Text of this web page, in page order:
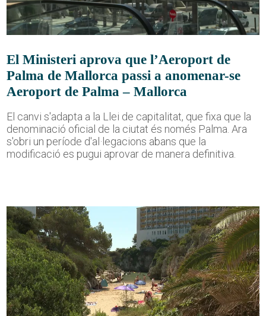
El Ministeri aprova que l’Aeroport de
Palma de Mallorca passi a anomenar-se
Aeroport de Palma – Mallorca
El canvi s'adapta a la Llei de capitalitat, que fixa que la
denominació oficial de la ciutat és només Palma. Ara
s'obri un període d'al·legacions abans que la
modificació es pugui aprovar de manera definitiva.